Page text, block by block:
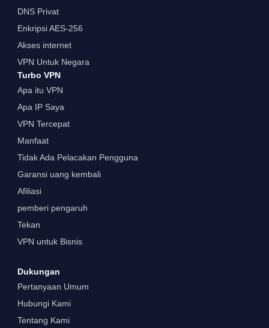
DNS Privat
Enkripsi AES-256
Akses internet
VPN Untuk Negara
Turbo VPN
Apa itu VPN
Apa IP Saya
VPN Tercepat
Manfaat
Tidak Ada Pelacakan Pengguna
Garansi uang kembali
Afiliasi
pemberi pengaruh
Tekan
VPN untuk Bisnis
Dukungan
Pertanyaan Umum
Hubungi Kami
Tentang Kami